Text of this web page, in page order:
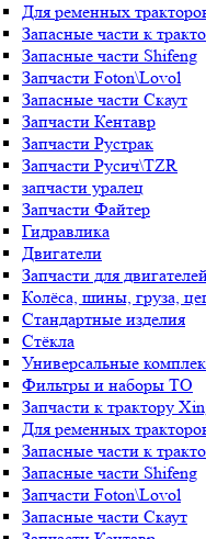
Для ременных
Запасные части к
Запасные части Shifeng
Запчасти Foton\Lovol
Запасные части Скаут
Запчасти Кентавр
Запчасти Рустрак
Запчасти Русич\TZR
запчасти уралец
Запчасти Файтер
Гидравлика
Двигатели
Запчасти для
Колёса, шины, груза,
Стандартные изделия
Стёкла
Универсальные
Фильтры и наборы ТО
Запчасти к трактору
Для ременных
Запасные части к
Запасные части Shifeng
Запчасти Foton\Lovol
Запасные части Скаут